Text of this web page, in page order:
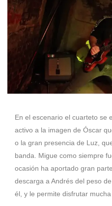
En el escenario el cuarteto se
activo a la imagen de Óscar
o la gran presencia de Luz,
banda. Migue como siempre
ocasión ha aportado gran
descarga a Andrés del peso
él, y le permite disfrutar